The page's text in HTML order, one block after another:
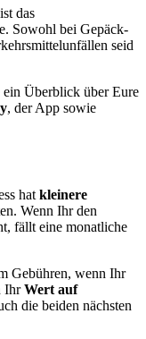
das
Sowohl bei Gepäck-
seid
Überblick über Eure
, der App sowie
hat kleinere
Wenn Ihr den
fällt eine monatliche
Gebühren, wenn Ihr
IhrWert auf
die beiden nächsten